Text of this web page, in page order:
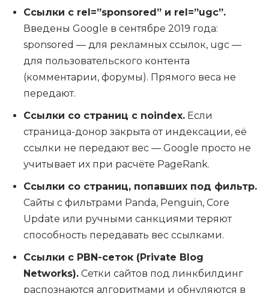
Ссылки с rel=”sponsored” и rel=”ugc”.
Введены Google в сентябре 2019 года:
sponsored — для рекламных ссылок, ugc —
для пользовательского контента
(комментарии, форумы). Прямого веса не
передают.
Ссылки со страниц с noindex. Если
страница-донор закрыта от индексации, её
ссылки не передают вес — Google просто не
учитывает их при расчёте PageRank.
Ссылки со страниц, попавших под фильтр.
Сайты с фильтрами Panda, Penguin, Core
Update или ручными санкциями теряют
способность передавать вес ссылками.
Ссылки с PBN-сеток (Private Blog
Networks). Сетки сайтов под линкбилдинг
распознаются алгоритмами и обнуляются в